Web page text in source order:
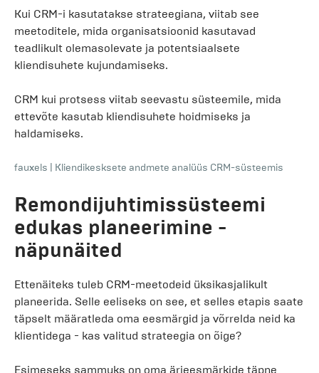
Kui CRM-i kasutatakse strateegiana, viitab see
meetoditele, mida organisatsioonid kasutavad
teadlikult olemasolevate ja potentsiaalsete
kliendisuhete kujundamiseks.
CRM kui protsess viitab seevastu süsteemile, mida
ettevõte kasutab kliendisuhete hoidmiseks ja
haldamiseks.
fauxels Kliendikesksete andmete analüüs CRM-süsteemis
Remondijuhtimissüsteemi
edukas planeerimine -
näpunäited
Ettenäiteks tuleb CRM-meetodeid üksikasjalikult
planeerida. Selle eeliseks on see, et selles etapis saate
täpselt määratleda oma eesmärgid ja võrrelda neid ka
klientidega - kas valitud strateegia on õige?
Esimeseks sammuks on oma ärieesmärkide täpne